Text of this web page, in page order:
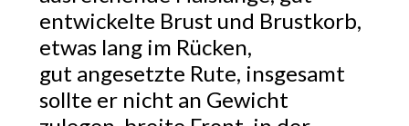
entwickelte Brust und Brustkorb,
etwas lang im Rücken,
gut angesetzte Rute, insgesamt
sollte er nicht an Gewicht